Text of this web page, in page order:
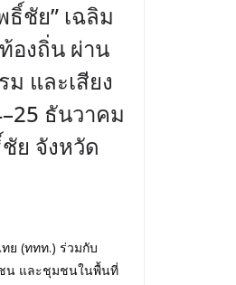
ชัย” เฉลิม
องถิ่น ผ่าน
และเสียง
ธันวาคม
ย จังหวัด
ย (ททท.) ร่วมกับ
น และชุมชนในพื้นที่